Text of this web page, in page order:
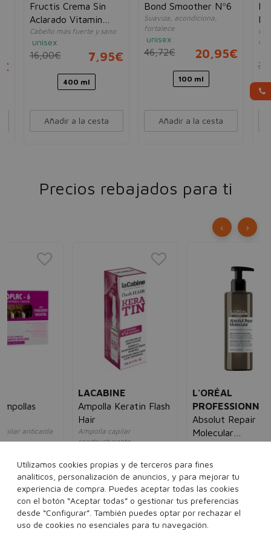
Fructis Crema Sin
Aclarado Vitamin
Force 10 en 1
Cabello más fuerte y sano
unisex
16,00€ 7,95€
400 ml
Añadir a la cesta
Bond Smoother Nº6
Suaviza, acondiciona,
fortalece
unisex
46,72€ 20,95€
100 ml
Añadir a la cesta
Precios rebajados para ti
Ampolla Keratin Flash
Ampolla capilar
reestructurante
2,00€ 0,95€
5 ml
Añadir a la cesta
PROFESSIONNEL
Absolut Repair
Sérum reparador
30,00€ 21,95€
Añadir a la cesta
‹ ›
Utilizamos cookies propias y de terceros para fines
analíticos, personalización de anuncios, y para mejorar tu
experiencia de compra. Puedes aceptar todas las cookies
con el botón “Aceptar todas” o gestionar tus preferencias
desde “Configurar”. También puedes optar por rechazar el
uso de cookies no esenciales para tu navegación.